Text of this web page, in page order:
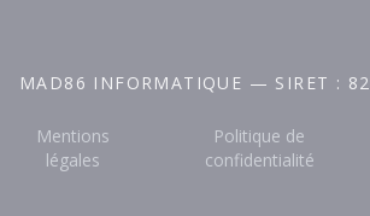
MAD86 INFORMATIQUE — SIRET :
Mentions
légales
Politique de
confidentialité